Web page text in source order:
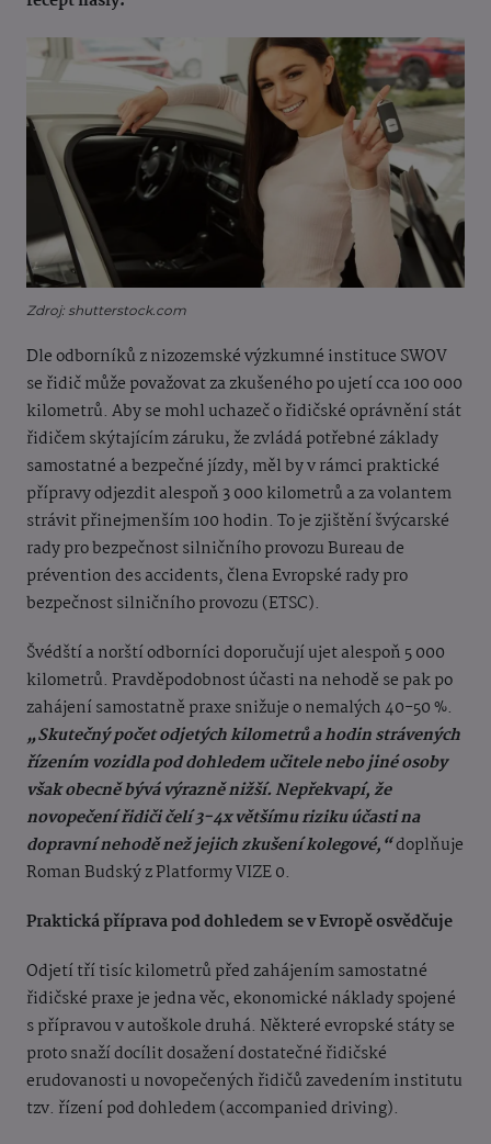
Zdroj: shutterstock.com
Dle odborníků z nizozemské výzkumné instituce SWOV
se řidič může považovat za zkušeného po ujetí cca 100 000
kilometrů. Aby se mohl uchazeč o řidičské oprávnění stát
řidičem skýtajícím záruku, že zvládá potřebné základy
samostatné a bezpečné jízdy, měl by v rámci praktické
přípravy odjezdit alespoň 3 000 kilometrů a za volantem
strávit přinejmenším 100 hodin. To je zjištění švýcarské
rady pro bezpečnost silničního provozu Bureau de
prévention des accidents, člena Evropské rady pro
bezpečnost silničního provozu (ETSC).
Švédští a norští odborníci doporučují ujet alespoň 5 000
kilometrů. Pravděpodobnost účasti na nehodě se pak po
zahájení samostatně praxe snižuje o nemalých 40-50 %.
„Skutečný počet odjetých kilometrů a hodin strávených
řízením vozidla pod dohledem učitele nebo jiné osoby
však obecně bývá výrazně nižší. Nepřekvapí, že
novopečení řidiči čelí 3-4x většímu riziku účasti na
dopravní nehodě než jejich zkušení kolegové,“doplňuje
Roman Budský z Platformy VIZE 0.
Praktická příprava pod dohledem se v Evropě osvědčuje
Odjetí tří tisíc kilometrů před zahájením samostatné
řidičské praxe je jedna věc, ekonomické náklady spojené
s přípravou v autoškole druhá. Některé evropské státy se
proto snaží docílit dosažení dostatečné řidičské
erudovanosti u novopečených řidičů zavedením institutu
tzv. řízení pod dohledem (accompanied driving).